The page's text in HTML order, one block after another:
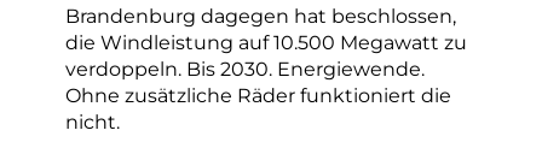
Brandenburg dagegen hat beschlossen,
die Windleistung auf 10.500 Megawatt zu
verdoppeln. Bis 2030. Energiewende.
Ohne zusätzliche Räder funktioniert die
nicht.